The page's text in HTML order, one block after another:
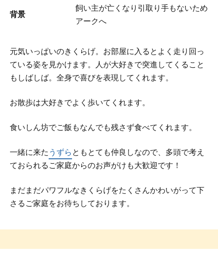
背景
飼い主が亡くなり引取り手もないため
アークへ
元気いっぱいのきくらげ。お部屋に入るとよく走り回っ
ている姿を見かけます。人が大好きで突進してくること
もしばしば。全身で喜びを表現してくれます。
お散歩は大好きでよく歩いてくれます。
食いしん坊でご飯もなんでも残さず食べてくれます。
一緒に来た うずら ともとても仲良しなので、多頭で考え
ておられるご家庭からのお声がけも大歓迎です！
まだまだパワフルなきくらげをたくさんかわいがって下
さるご家庭をお待ちしております。